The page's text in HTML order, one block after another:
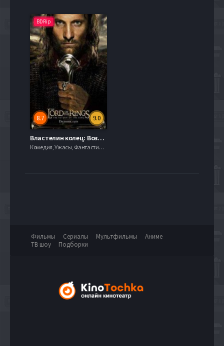
BDRip
9.0
8.7
Властелин колец: Возвращение Короля (2003)
Комедия, Ужасы, Фантастика, 2003, 720hd, mobilen
Фильмы Сериалы Мультфильмы
Аниме
ТВ шоу
Подборки